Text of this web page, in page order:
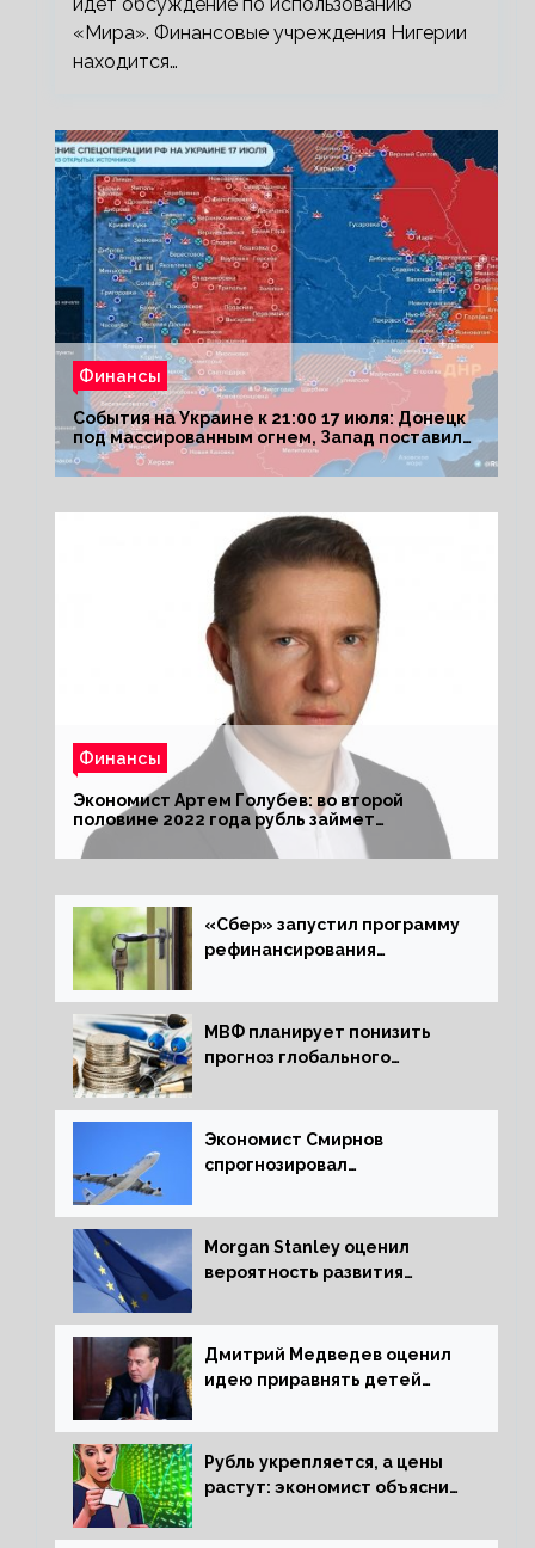
«Мира». Финансовые учреждения Нигерии
находится…
Финансы
События на Украине к 21:00 17 июля: Донецк
под массированным огнем, Запад поставил
Киеву ультиматум
Финансы
Экономист Артем Голубев: во второй
половине 2022 года рубль займет
комфортный курс
«Сбер» запустил программу
рефинансирования
МВФ планирует понизить
прогноз глобального
следующем отчете
Экономист Смирнов
спрогнозировал
России
Morgan Stanley оценил
вероятность развития
Дмитрий Медведев оценил
идею приравнять детей
Рубль укрепляется, а цены
растут: экономист объяснил
на рынок РФ